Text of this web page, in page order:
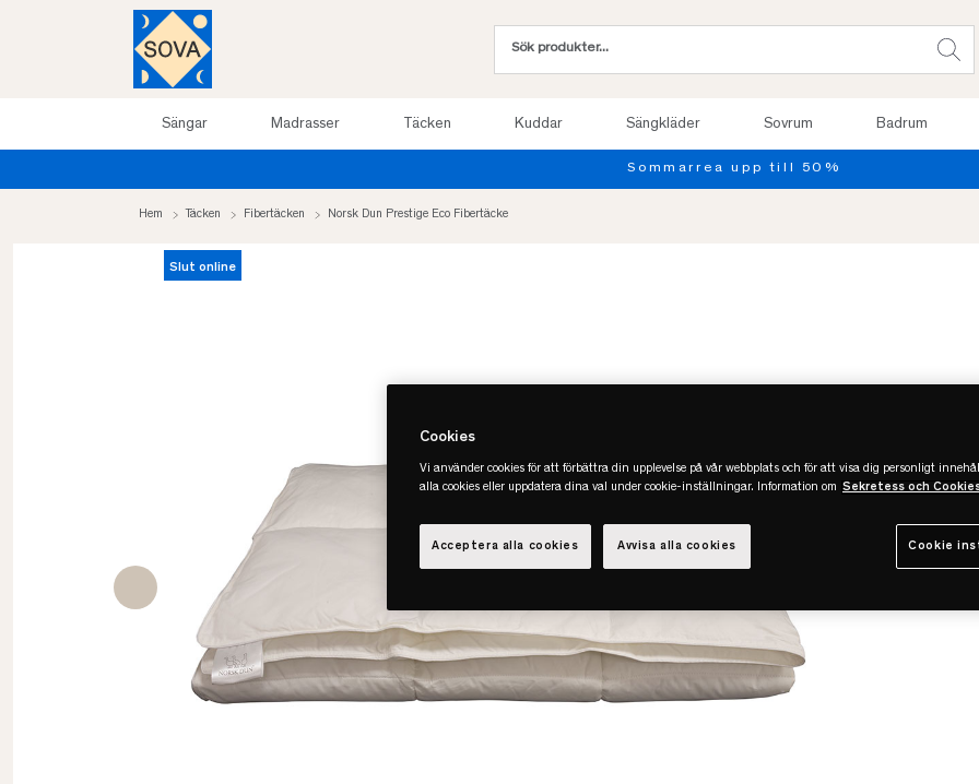
Sängar Madrasser Täcken Kuddar Sängkläder Sovrum Badrum
Hem Täcken Fibertäcken Norsk Dun Prestige Eco Fibertäcke
Slut online
Cookies
Vi använder cookies för att förbättra din upplevelse på vår webbplats och för att visa dig personligt
alla cookies eller uppdatera dina val under cookie-inställningar. Information om Sekretess och
Cookie
Avvisa alla cookies
Acceptera alla cookies